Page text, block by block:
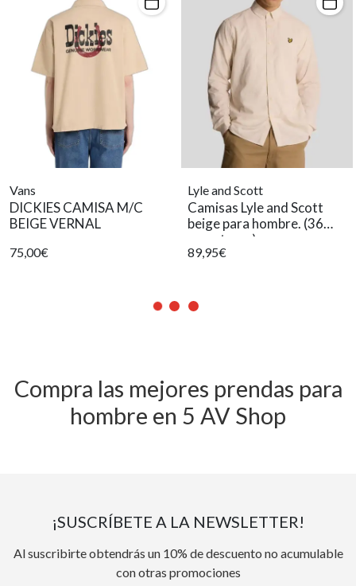
Vans
DICKIES CAMISA M/C
BEIGE VERNAL
75,00€
Lyle and Scott
Camisas Lyle and Scott
beige para hombre. (36
caracteres)
89,95€
Compra las mejores prendas para
hombre en 5 AV Shop
¡SUSCRÍBETE A LA NEWSLETTER!
Al suscribirte obtendrás un 10% de descuento no acumulable
con otras promociones